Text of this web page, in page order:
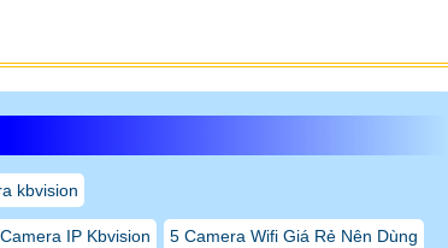
kbvision
IP Kbvision 5 Camera Wifi Giá Rẻ Nên Dùng